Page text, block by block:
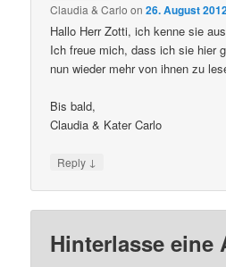
Claudia & Carlo on26. August
Hallo Herr Zotti, ich kenne sie
Ich freue mich, dass ich sie hier
nun wieder mehr von ihnen zu
Bis bald,
Claudia & Kater Carlo
Reply ↓
Hinterlasse eine